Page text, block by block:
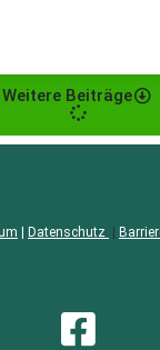
Weitere Beiträge
Datenschutz